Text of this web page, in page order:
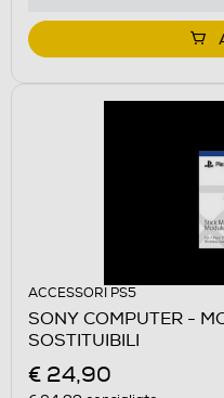
ACCESSORI PS5
SONY COMPUTER -
SOSTITUIBILI
€ 24,90